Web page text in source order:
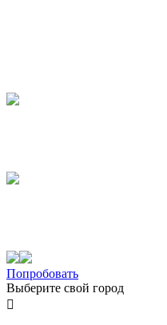
Попробовать
Выберите свой город
